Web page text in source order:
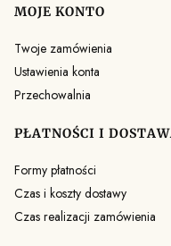
MOJE KONTO
Twoje zamówienia
Ustawienia konta
Przechowalnia
PŁATNOŚCI I
Formy płatności
Czas i koszty dostawy
Czas realizacji zamówienia